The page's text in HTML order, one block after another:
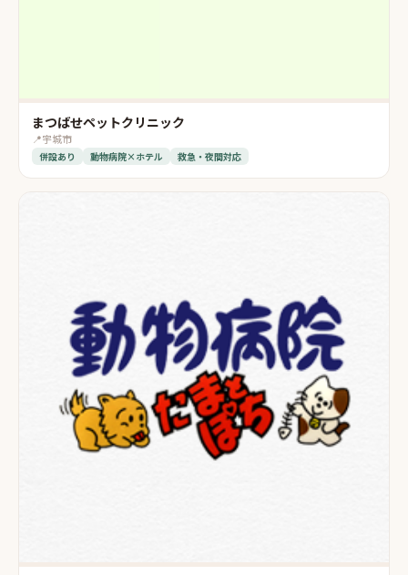
まつばせペットクリニック
📍宇城市
併設あり 動物病院×ホテル 救急・夜間対応